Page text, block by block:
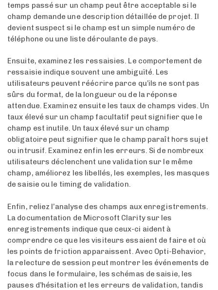
temps passé sur un champ peut être acceptable si le
champ demande une description détaillée de projet. Il
devient suspect si le champ est un simple numéro de
téléphone ou une liste déroulante de pays.
Ensuite, examinez les ressaisies. Le comportement de
ressaisie indique souvent une ambiguïté. Les
utilisateurs peuvent réécrire parce qu’ils ne sont pas
sûrs du format, de la longueur ou de la réponse
attendue. Examinez ensuite les taux de champs vides. Un
taux élevé sur un champ facultatif peut signifier que le
champ est inutile. Un taux élevé sur un champ
obligatoire peut signifier que le champ paraît hors sujet
ou intrusif. Examinez enfin les erreurs. Si de nombreux
utilisateurs déclenchent une validation sur le même
champ, améliorez les libellés, les exemples, les masques
de saisie ou le timing de validation.
Enfin, reliez l’analyse des champs aux enregistrements.
La documentation de Microsoft Clarity sur les
enregistrements indique que ceux-ci aident à
comprendre ce que les visiteurs essaient de faire et où
les points de friction apparaissent. Avec Opti-Behavior,
la relecture de session peut montrer les événements de
focus dans le formulaire, les schémas de saisie, les
pauses d’hésitation et les erreurs de validation, tandis